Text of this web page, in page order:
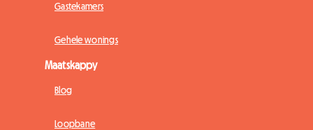
Gastekamers
Gehele wonings
Maatskappy
Blog
Loopbane